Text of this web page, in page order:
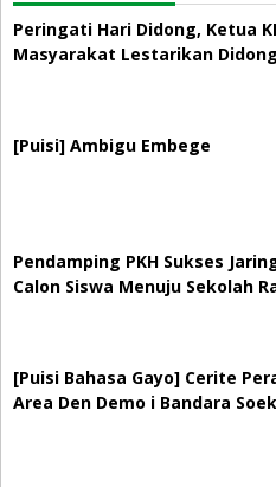
Peringati Hari Didong, Ketua
Masyarakat Lestarikan
[Puisi] Ambigu Embege
Pendamping PKH Sukses
Calon Siswa Menuju Sekolah
[Puisi Bahasa Gayo] Cerite
Area Den Demo i Bandara